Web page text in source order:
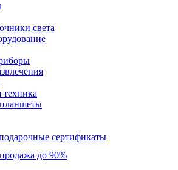
света
сертификаты
до 90%